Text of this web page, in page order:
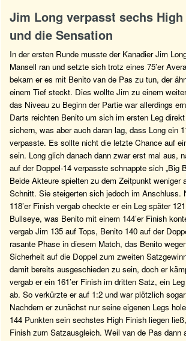
Jim Long verpasst sechs
und die Sensation
In der ersten Runde musste der Kanadier Jim
Mansell ran und setzte sich trotz eines 75’er
bekam er es mit Benito van de Pas zu tun, der
einem Tief steckt. Dies wollte Jim zu einem
das Niveau zu Beginn der Partie war allerdings
Darts reichten Benito um sich im ersten Leg
sichern, was aber auch daran lag, dass Long ein
verpasste. Es sollte nicht die letzte Chance auf
sein. Long glich danach dann zwar erst mal aus,
auf der Doppel-14 verpasste schnappte sich „Big
Beide Akteure spielten zu dem Zeitpunkt weniger
Schnitt. Sie steigerten sich jedoch im Anschluss.
118’er Finish vergab checkte er ein Leg später
Bullseye, was Benito mit einem 144’er Finish
vergab Jim 135 auf Tops, Benito 140 auf der
rasante Phase in diesem Match, das Benito
Sicherheit auf die Doppel zum zweiten
damit bereits ausgeschieden zu sein, doch er
vergab er ein 161’er Finish im dritten Satz, ein
ab. So verkürzte er auf 1:2 und war plötzlich
Nachdem er zunächst nur seine eigenen Legs
144 Punkten sein sechstes High Finish liegen
Finish zum Satzausgleich. Weil van de Pas dann